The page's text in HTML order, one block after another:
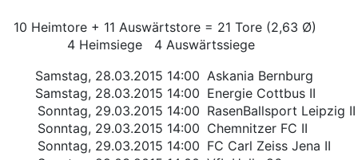
10 Heimtore + 11 Auswärtstore = 21 Tore (2,63 Ø)
4 Heimsiege 4 Auswärtssiege
Samstag, 28.03.2015 14:00 Askania Bernburg
Samstag, 28.03.2015 14:00 Energie Cottbus II
Sonntag, 29.03.2015 14:00 RasenBallsport Leipzig II
Sonntag, 29.03.2015 14:00 Chemnitzer FC II
Sonntag, 29.03.2015 14:00 FC Carl Zeiss Jena II